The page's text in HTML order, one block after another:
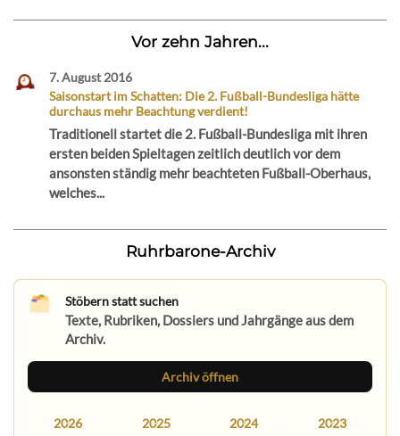
Vor zehn Jahren...
7. August 2016
Saisonstart im Schatten: Die 2. Fußball-Bundesliga hätte
durchaus mehr Beachtung verdient!
Traditionell startet die 2. Fußball-Bundesliga mit ihren
ersten beiden Spieltagen zeitlich deutlich vor dem
ansonsten ständig mehr beachteten Fußball-Oberhaus,
welches...
Ruhrbarone-Archiv
Stöbern statt suchen
Texte, Rubriken, Dossiers und Jahrgänge aus dem
Archiv.
Archiv öffnen
2026 2025 2024 2023